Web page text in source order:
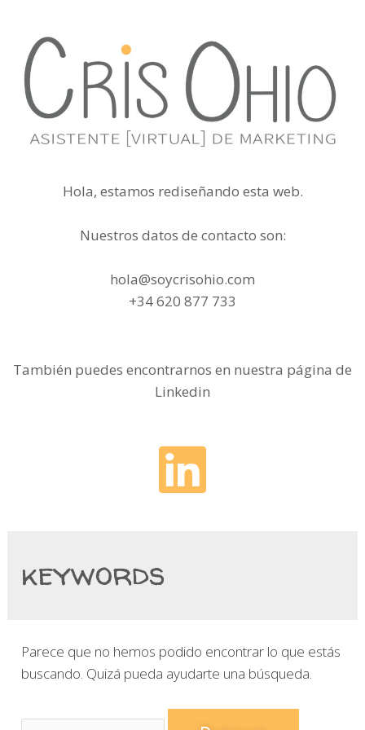
Hola, estamos rediseñando esta web.
Nuestros datos de contacto son:
hola@soycrisohio.com
+34 620 877 733
También puedes encontrarnos en nuestra página de
Linkedin
keywords
Parece que no hemos podido encontrar lo que estás
buscando. Quizá pueda ayudarte una búsqueda.